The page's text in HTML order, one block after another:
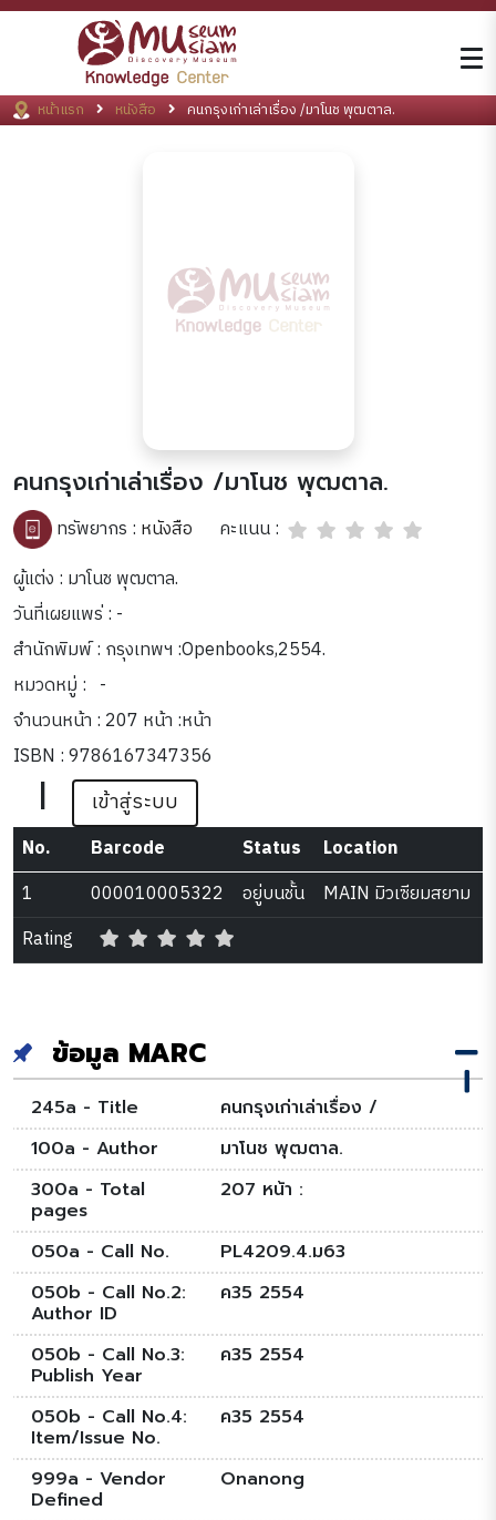
หน้าแรก หนังสือ คนกรุงเก่าเล่าเรื่อง /มาโนช พุฒตาล.
คนกรุงเก่าเล่าเรื่อง /มาโนช พุฒตาล.
ทรัพยากร : หนังสือ
คะแนน :
ผู้แต่ง : มาโนช พุฒตาล.
วันที่เผยแพร่ : -
สำนักพิมพ์ : กรุงเทพฯ :Openbooks,2554.
หมวดหมู่ : -
จำนวนหน้า : 207 หน้า :หน้า
ISBN : 9786167347356
| เข้าสู่ระบบ
No. Barcode Status
Location
1
000010005322 อยู่บนชั้น
MAIN มิวเซียมสยาม
Rating
ข้อมูล MARC
245a - Title
คนกรุงเก่าเล่าเรื่อง /
100a - Author
มาโนช พุฒตาล.
300a - Total
pages
207 หน้า :
050a - Call No.
PL4209.4.ม63
050b - Call No.2:
Author ID
ค35 2554
050b - Call No.3:
Publish Year
ค35 2554
050b - Call No.4:
Item/Issue No.
ค35 2554
999a - Vendor
Defined
Onanong